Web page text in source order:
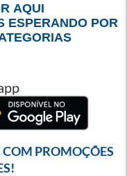
AQUI
ESPERANDO POR
COM PROMOÇÕES